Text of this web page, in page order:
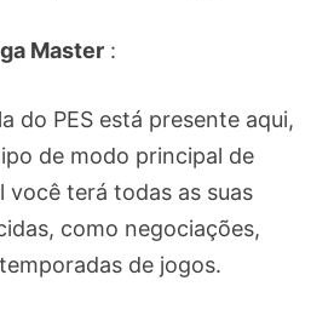
Master:
do PES está presente aqui,
de modo principal de
você terá todas as suas
como negociações,
de jogos.